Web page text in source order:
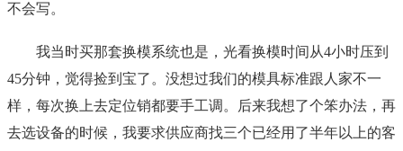
不会写。
我当时买那套换模系统也是，光看换模时间从4小时压到
45分钟，觉得捡到宝了。没想过我们的模具标准跟人家不一
样，每次换上去定位销都要手工调。后来我想了个笨办法，再
去选设备的时候，我要求供应商找三个已经用了半年以上的客